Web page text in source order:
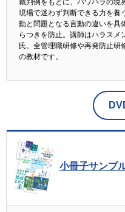
裁判例をもとに、パワハラの境
現場で迷わず判断できる力を養
動と問題となる言動の違いを具
らつきを防止。講師はハラス
氏。全管理職研修や再発防止研
の教材です。
小冊子サンプ